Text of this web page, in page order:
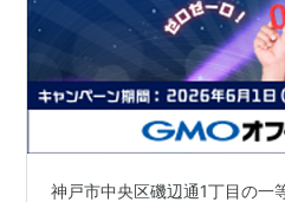
神戸市中央区磯辺通1丁目の一